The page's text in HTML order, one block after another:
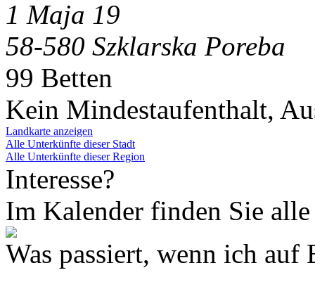
1 Maja 19
58-580 Szklarska Poreba
99 Betten
Kein Mindestaufenthalt,
Landkarte anzeigen
Alle Unterkünfte dieser Stadt
Alle Unterkünfte dieser Region
Interesse?
Im Kalender finden Sie
Was passiert, wenn ich